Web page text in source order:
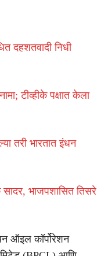
दहशतवादी निधी
टीव्हीके पक्षात केला
तरी भारतात इंधन
भाजपशासित तिसरे
ऑइल कॉर्पोरेशन